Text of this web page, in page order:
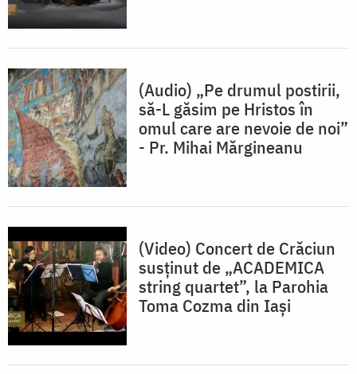
(Audio) „Pe drumul postirii,
să-L găsim pe Hristos în
omul care are nevoie de noi”
- Pr. Mihai Mărgineanu
(Video) Concert de Crăciun
susținut de „ACADEMICA
string quartet”, la Parohia
Toma Cozma din Iași